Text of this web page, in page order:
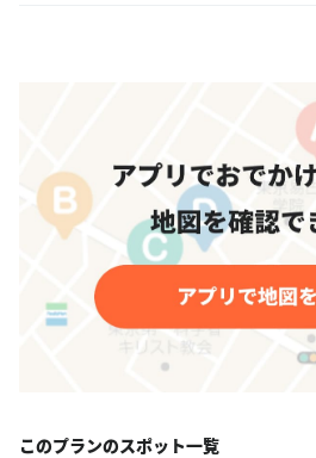
このプランのスポット一覧